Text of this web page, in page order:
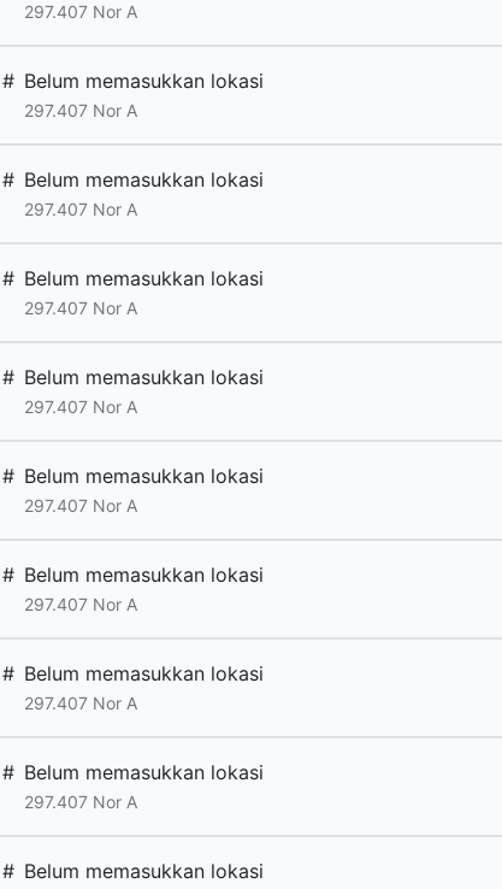
297.407 Nor A
# Belum memasukkan lokasi
297.407 Nor A
# Belum memasukkan lokasi
297.407 Nor A
# Belum memasukkan lokasi
297.407 Nor A
# Belum memasukkan lokasi
297.407 Nor A
# Belum memasukkan lokasi
297.407 Nor A
# Belum memasukkan lokasi
297.407 Nor A
# Belum memasukkan lokasi
297.407 Nor A
# Belum memasukkan lokasi
297.407 Nor A
# Belum memasukkan lokasi